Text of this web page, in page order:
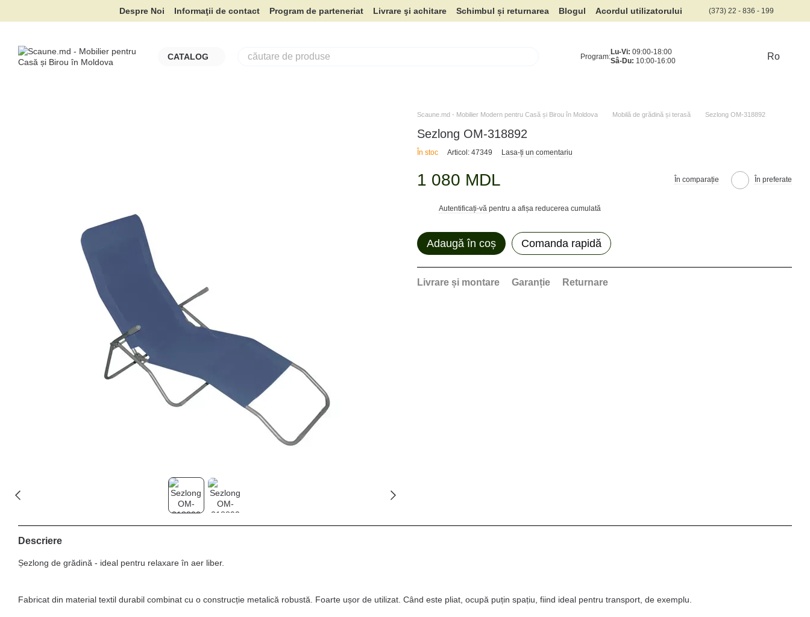
Despre Noi Informaţii de contact Program de parteneriat Livrare şi achitare Schimbul și returnarea Blogul Acordul utilizatorului (373) 22 - 836 - 199
CATALOG Program:
Lu-Vi: 09:00-18:00
Sâ-Du: 10:00-16:00 Ro
Scaune.md - Mobilier Modern pentru Casă și Birou în Moldova Mobilă de grădină și terasă Sezlong OM-318892
Sezlong OM-318892
În stoc Articol: 47349 Lasa-ți un comentariu
1 080 MDL În comparație În preferate
Autentificați-vă pentru a afișa reducerea cumulată
Adaugă în coș Comanda rapidă
Livrare și montare Garanție Returnare
Descriere
Șezlong de grădină - ideal pentru relaxare în aer liber.
Fabricat din material textil durabil combinat cu o construcție metalică robustă. Foarte ușor de utilizat. Când este pliat, ocupă puțin spațiu, fiind ideal pentru transport, de exemplu.